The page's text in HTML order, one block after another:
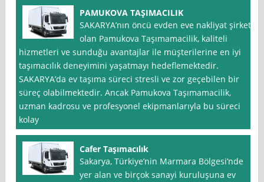
PAMUKOVA TAŞIMACILIK
SAKARYA’nın öncü evden eve nakliyat şirketi
olan Pamukova Taşımamacilik, kaliteli
hizmetleri ve sunduğu avantajlar ile müşterilerine en iyi
taşımacılık deneyimini yaşatmayı hedeflemektedir.
SAKARYA’da ev taşıma süreci stresli ve zor geçebilen bir
süreç olabilmektedir. Ancak Pamukova Taşımamacilik,
uzman kadrosu ve profesyonel ekipmanlarıyla bu süreci
kolay
Cafer Taşımacılık
Sakarya, Türkiye’nin Marmara Bölgesi’nde
yer alan ve birçok sanayi kuruluşuna ev